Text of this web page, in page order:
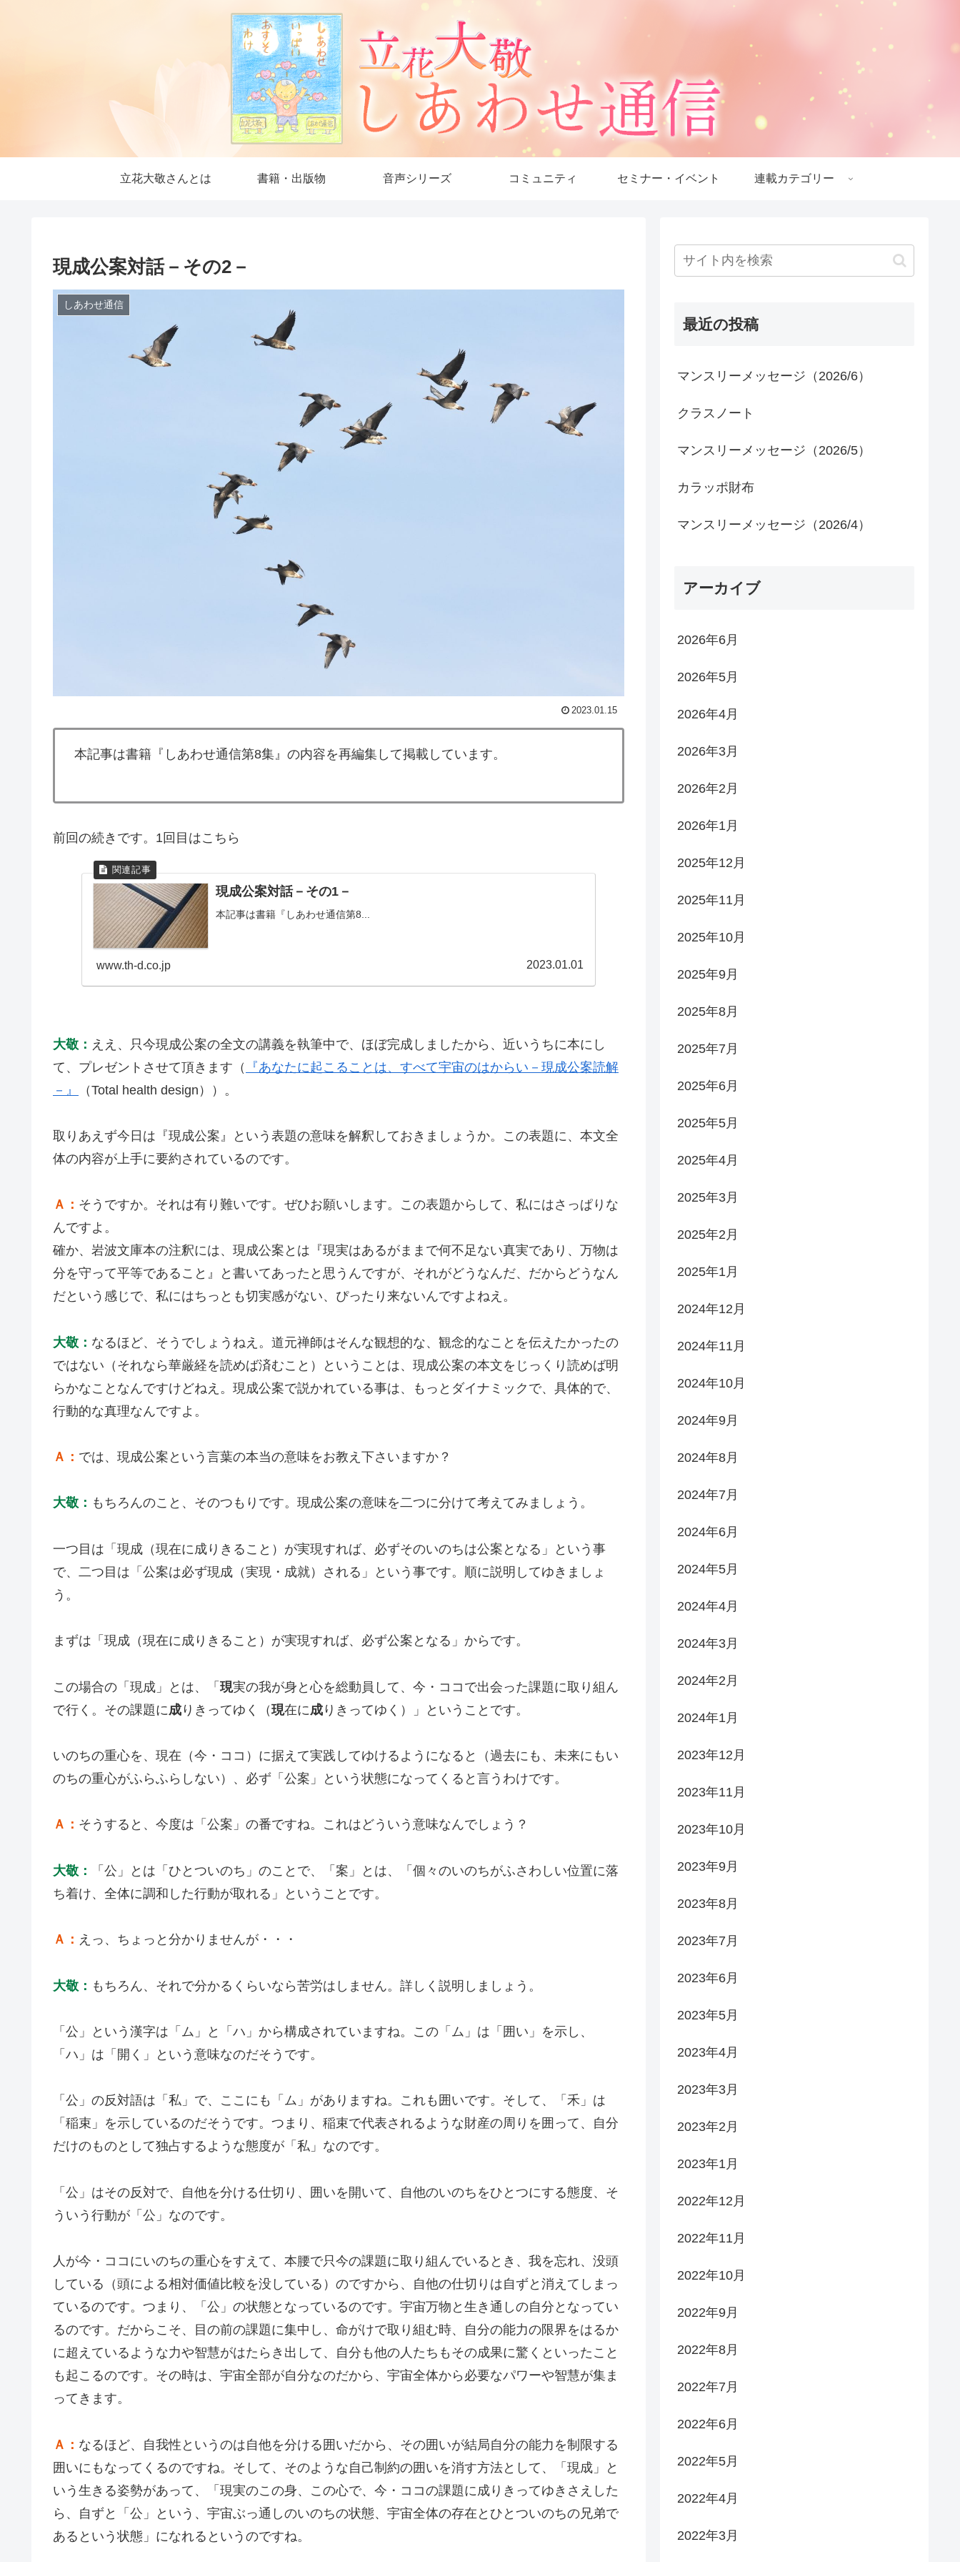
立花大敬さんとは 書籍・出版物 音声シリーズ コミュニティ セミナー・イベント 連載カテゴリー
現成公案対話－その2－
しあわせ通信
2023.01.15
本記事は書籍『しあわせ通信第8集』の内容を再編集して掲載しています。
前回の続きです。1回目はこちら
現成公案対話－その1－
本記事は書籍『しあわせ通信第8...
www.th-d.co.jp 2023.01.01
大敬： ええ、只今現成公案の全文の講義を執筆中で、ほぼ完成しましたから、近いうちに本にし
て、プレゼントさせて頂きます（
『あなたに起こることは、すべて宇宙のはからい－現成公案読解
－』
（Total health design））。
取りあえず今日は『現成公案』という表題の意味を解釈しておきましょうか。この表題に、本文全
体の内容が上手に要約されているのです。
Ａ： そうですか。それは有り難いです。ぜひお願いします。この表題からして、私にはさっぱりな
んですよ。
確か、岩波文庫本の注釈には、現成公案とは『現実はあるがままで何不足ない真実であり、万物は
分を守って平等であること』と書いてあったと思うんですが、それがどうなんだ、だからどうなん
だという感じで、私にはちっとも切実感がない、ぴったり来ないんですよねえ。
大敬 ： なるほど、そうでしょうねえ。道元禅師はそんな観想的な、観念的なことを伝えたかったの
ではない（それなら華厳経を読めば済むこと）ということは、現成公案の本文をじっくり読めば明
らかなことなんですけどねえ。現成公案で説かれている事は、もっとダイナミックで、具体的で、
行動的な真理なんですよ。
Ａ： では、現成公案という言葉の本当の意味をお教え下さいますか？
大敬 ： もちろんのこと、そのつもりです。現成公案の意味を二つに分けて考えてみましょう。
一つ目は「現成（現在に成りきること）が実現すれば、必ずそのいのちは公案となる」という事
で、二つ目は「公案は必ず現成（実現・成就）される」という事です。順に説明してゆきましょ
う。
まずは「現成（現在に成りきること）が実現すれば、必ず公案となる」からです。
この場合の「現成」とは、「 現実の我が身と心を総動員して、今・ココで出会った課題に取り組ん
で行く。その課題に成 りきってゆく（現在に成 りきってゆく）」ということです。
いのちの重心を、現在（今・ココ）に据えて実践してゆけるようになると（過去にも、未来にもい
のちの重心がふらふらしない）、必ず「公案」という状態になってくると言うわけです。
Ａ ： そうすると、今度は「公案」の番ですね。これはどういう意味なんでしょう？
大敬：
「公」とは「ひとついのち」のことで、「案」とは、「個々のいのちがふさわしい位置に落
ち着け、全体に調和した行動が取れる」ということです。
Ａ： えっ、ちょっと分かりませんが・・・
大敬： もちろん、それで分かるくらいなら苦労はしません。詳しく説明しましょう。
「公」という漢字は「ム」と「ハ」から構成されていますね。この「ム」は「囲い」を示し、
「ハ」は「開く」という意味なのだそうです。
「公」の反対語は「私」で、ここにも「ム」がありますね。これも囲いです。そして、「禾」は
「稲束」を示しているのだそうです。つまり、稲束で代表されるような財産の周りを囲って、自分
だけのものとして独占するような態度が「私」なのです。
「公」はその反対で、自他を分ける仕切り、囲いを開いて、自他のいのちをひとつにする態度、そ
ういう行動が「公」なのです。
人が今・ココにいのちの重心をすえて、本腰で只今の課題に取り組んでいるとき、我を忘れ、没頭
している（頭による相対価値比較を没している）のですから、自他の仕切りは自ずと消えてしまっ
ているのです。つまり、「公」の状態となっているのです。宇宙万物と生き通しの自分となってい
るのです。だからこそ、目の前の課題に集中し、命がけで取り組む時、自分の能力の限界をはるか
に超えているような力や智慧がはたらき出して、自分も他の人たちもその成果に驚くといったこと
も起こるのです。その時は、宇宙全部が自分なのだから、宇宙全体から必要なパワーや智慧が集ま
ってきます。
Ａ： なるほど、自我性というのは自他を分ける囲いだから、その囲いが結局自分の能力を制限する
囲いにもなってくるのですね。そして、そのような自己制約の囲いを消す方法として、「現成」と
いう生きる姿勢があって、「現実のこの身、この心で、今・ココの課題に成りきってゆきさえした
ら、自ずと「公」という、宇宙ぶっ通しのいのちの状態、宇宙全体の存在とひとついのちの兄弟で
あるという状態」になれるというのですね。
最近の投稿
マンスリーメッセージ（2026/6）
クラスノート
マンスリーメッセージ（2026/5）
カラッポ財布
マンスリーメッセージ（2026/4）
アーカイブ
2026年6月
2026年5月
2026年4月
2026年3月
2026年2月
2026年1月
2025年12月
2025年11月
2025年10月
2025年9月
2025年8月
2025年7月
2025年6月
2025年5月
2025年4月
2025年3月
2025年2月
2025年1月
2024年12月
2024年11月
2024年10月
2024年9月
2024年8月
2024年7月
2024年6月
2024年5月
2024年4月
2024年3月
2024年2月
2024年1月
2023年12月
2023年11月
2023年10月
2023年9月
2023年8月
2023年7月
2023年6月
2023年5月
2023年4月
2023年3月
2023年2月
2023年1月
2022年12月
2022年11月
2022年10月
2022年9月
2022年8月
2022年7月
2022年6月
2022年5月
2022年4月
2022年3月